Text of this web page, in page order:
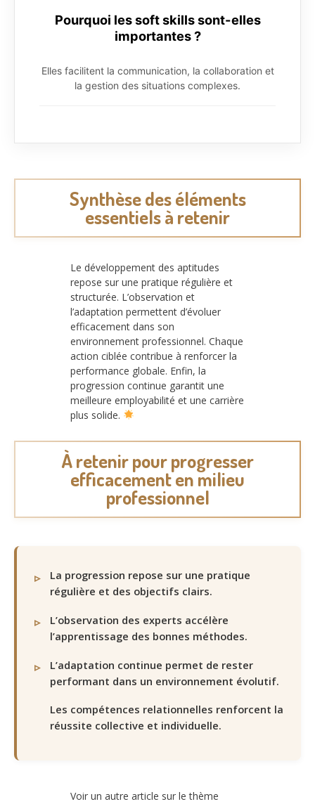
Pourquoi les soft skills sont-elles
importantes ?
Elles facilitent la communication, la collaboration et
la gestion des situations complexes.
Synthèse des éléments
essentiels à retenir
Le développement des aptitudes
repose sur une pratique régulière et
structurée. L’observation et
l’adaptation permettent d’évoluer
efficacement dans son
environnement professionnel. Chaque
action ciblée contribue à renforcer la
performance globale. Enfin, la
progression continue garantit une
meilleure employabilité et une carrière
plus solide.
À retenir pour progresser
efficacement en milieu
professionnel
La progression repose sur une pratique
régulière et des objectifs clairs.
L’observation des experts accélère
l’apprentissage des bonnes méthodes.
L’adaptation continue permet de rester
performant dans un environnement évolutif.
Les compétences relationnelles renforcent la
réussite collective et individuelle.
Voir un autre article sur le thème